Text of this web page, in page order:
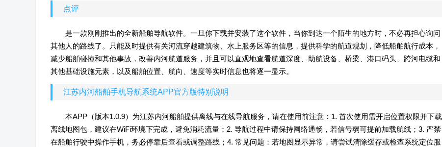
点评
是一款刚刚推出的全新船舶导航软件。一旦你下载并安装了这个软件，当你到达一个陌生的地方时，不必再担心询问
其他人的路线了。只能及时提供有关河流穿越建筑物、水上服务区等的信息，提供科学的航道规划，降低船舶航行成本，
减少船舶碰撞和其他事故，改善内河航道服务，并且可以直观地查看航道深度、助航设备、桥梁、港口码头、跨河电缆和
其他基础设施元素，以及船舶位置、航向、速度等实时信息也将逐一显示。
江苏内河船舶手机导航系统APP官方版特别说明
本APP（版本1.0.9）为江苏内河船舶提供离线与在线导航服务，请在使用前注意：1. 首次使用需开启位置权限并下载
离线地图包，建议在WiFi环境下完成，避免消耗流量；2. 导航过程中请保持网络通畅，若信号弱可提前加载航线；3. 严禁
在船舶行驶中操作手机，务必停靠后查看或调整路线；4. 常见问题：若地图显示异常，请尝试清除缓存或检查系统定位服